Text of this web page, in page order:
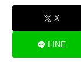
X
LINE